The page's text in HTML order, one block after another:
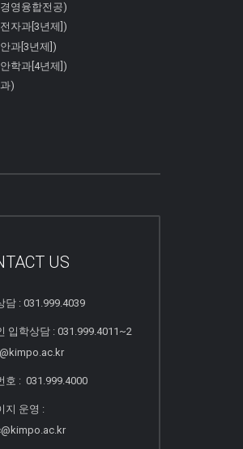
영융합전공)
자과[3년제])
과[3년제])
학과[4년제])
)
US
담 : 031.999.4039
입학상담 : 031.999.4011~2
호 : 031.999.4000
지 운영 :